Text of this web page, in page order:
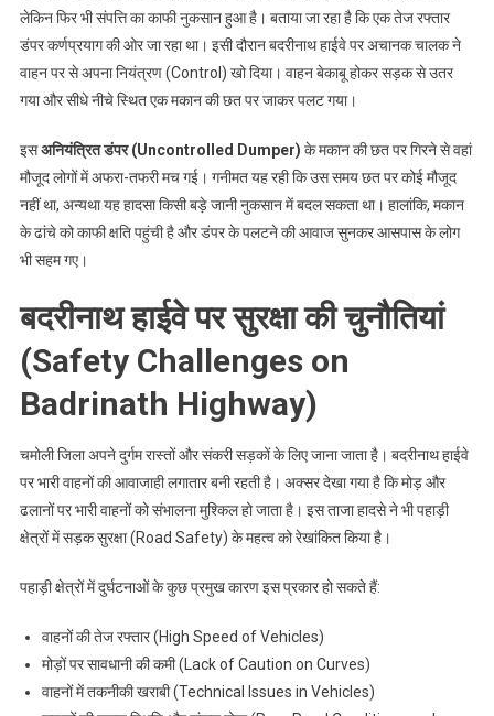
लेकिन फिर भी संपत्ति का काफी नुकसान हुआ है। बताया जा रहा है कि एक तेज रफ्तार
डंपर कर्णप्रयाग की ओर जा रहा था। इसी दौरान बदरीनाथ हाईवे पर अचानक चालक ने
वाहन पर से अपना नियंत्रण (Control) खो दिया। वाहन बेकाबू होकर सड़क से उतर
गया और सीधे नीचे स्थित एक मकान की छत पर जाकर पलट गया।
इसअनियंत्रित डंपर (Uncontrolled Dumper) के मकान की छत पर गिरने से वहां
मौजूद लोगों में अफरा-तफरी मच गई। गनीमत यह रही कि उस समय छत पर कोई मौजूद
नहीं था, अन्यथा यह हादसा किसी बड़े जानी नुकसान में बदल सकता था। हालांकि, मकान
के ढांचे को काफी क्षति पहुंची है और डंपर के पलटने की आवाज सुनकर आसपास के लोग
भी सहम गए।
बदरीनाथ हाईवे पर सुरक्षा की चुनौतियां
(Safety Challenges on
Badrinath Highway)
चमोली जिला अपने दुर्गम रास्तों और संकरी सड़कों के लिए जाना जाता है। बदरीनाथ हाईवे
पर भारी वाहनों की आवाजाही लगातार बनी रहती है। अक्सर देखा गया है कि मोड़ और
ढलानों पर भारी वाहनों को संभालना मुश्किल हो जाता है। इस ताजा हादसे ने भी पहाड़ी
क्षेत्रों में सड़क सुरक्षा (Road Safety) के महत्व को रेखांकित किया है।
पहाड़ी क्षेत्रों में दुर्घटनाओं के कुछ प्रमुख कारण इस प्रकार हो सकते हैं:
वाहनों की तेज रफ्तार (High Speed of Vehicles)
मोड़ों पर सावधानी की कमी (Lack of Caution on Curves)
वाहनों में तकनीकी खराबी (Technical Issues in Vehicles)